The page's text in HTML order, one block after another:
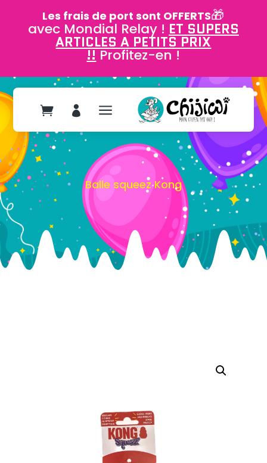
Les frais de port sont OFFERTS🎁
avec Mondial Relay ! ET SUPERS
ARTICLES A PETITS PRIX
!!Profitez-en !
  a
Balle squeez Kong